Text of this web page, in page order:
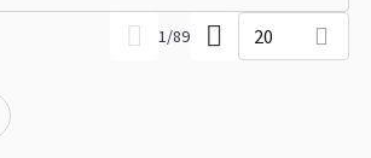
1/89 20